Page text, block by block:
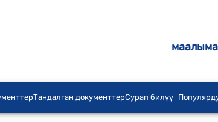
Тандалган документтерСурап билүү